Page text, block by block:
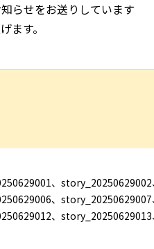
らせをお送りしています
ます。
、 story_20250629002
、 story_20250629007
、 story_20250629013